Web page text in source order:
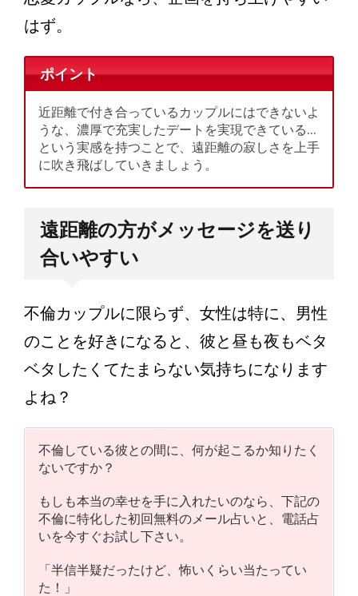
はず。
ポイント
近距離で付き合っているカップルにはできないよ
うな、濃厚で充実したデートを実現できている…
という実感を持つことで、遠距離の寂しさを上手
に吹き飛ばしていきましょう。
遠距離の方がメッセージを送り
合いやすい
不倫カップルに限らず、女性は特に、男性
のことを好きになると、彼と昼も夜もベタ
ベタしたくてたまらない気持ちになります
よね？
不倫している彼との間に、何が起こるか知りたく
ないですか？
もしも本当の幸せを手に入れたいのなら、下記の
不倫に特化した初回無料のメール占いと、電話占
いを今すぐお試し下さい。
「半信半疑だったけど、怖いくらい当たってい
た！」